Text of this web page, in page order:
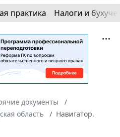
практика Налоги и
документы
область
Навигатор.